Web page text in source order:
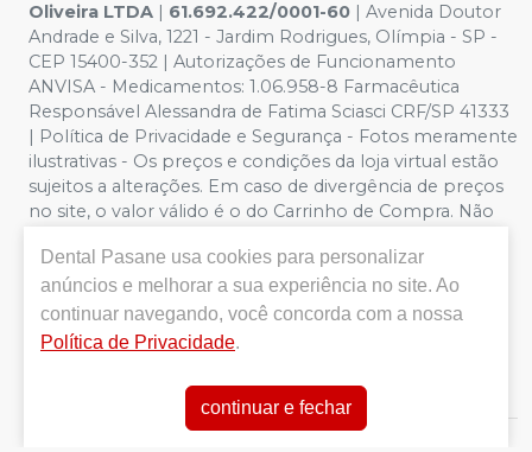
Oliveira LTDA | 61.692.422/0001-60 | Avenida Doutor
Andrade e Silva, 1221 - Jardim Rodrigues, Olímpia - SP -
CEP 15400-352 | Autorizações de Funcionamento
ANVISA - Medicamentos: 1.06.958-8 Farmacêutica
Responsável Alessandra de Fatima Sciasci CRF/SP 41333
| Política de Privacidade e Segurança - Fotos meramente
ilustrativas - Os preços e condições da loja virtual estão
sujeitos a alterações. Em caso de divergência de preços
no site, o valor válido é o do Carrinho de Compra. Não
direito de não atender compras de grandes volumes
pelo site.Importante:Ofertas válidas enquanto
durarem os estoques. Vendas sujeitas a análise,
disponibilidade e confirmação de dados pela Dental
PARA OFERTAS DA CATEGORIA SALDÃO.
Dental Pasane usa cookies para personalizar
anúncios e melhorar a sua experiência no site. Ao
continuar navegando, você concorda com a nossa
Política de Privacidade.
continuar e fechar